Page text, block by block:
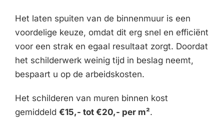
Het laten spuiten van de binnenmuur is een
voordelige keuze, omdat dit erg snel en efficiënt
voor een strak en egaal resultaat zorgt. Doordat
het schilderwerk weinig tijd in beslag neemt,
bespaart u op de arbeidskosten.
Het schilderen van muren binnen kost
gemiddeld €15,- tot €20,- per m².